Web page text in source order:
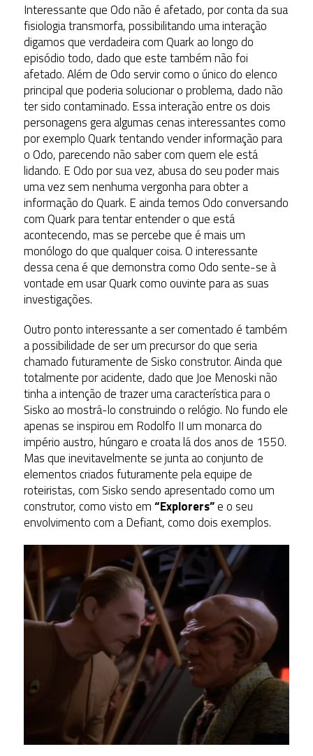
Interessante que Odo não é afetado, por conta da sua
fisiologia transmorfa, possibilitando uma interação
digamos que verdadeira com Quark ao longo do
episódio todo, dado que este também não foi
afetado. Além de Odo servir como o único do elenco
principal que poderia solucionar o problema, dado não
ter sido contaminado. Essa interação entre os dois
personagens gera algumas cenas interessantes como
por exemplo Quark tentando vender informação para
o Odo, parecendo não saber com quem ele está
lidando. E Odo por sua vez, abusa do seu poder mais
uma vez sem nenhuma vergonha para obter a
informação do Quark. E ainda temos Odo conversando
com Quark para tentar entender o que está
acontecendo, mas se percebe que é mais um
monólogo do que qualquer coisa. O interessante
dessa cena é que demonstra como Odo sente-se à
vontade em usar Quark como ouvinte para as suas
investigações.
Outro ponto interessante a ser comentado é também
a possibilidade de ser um precursor do que seria
chamado futuramente de Sisko construtor. Ainda que
totalmente por acidente, dado que Joe Menoski não
tinha a intenção de trazer uma característica para o
Sisko ao mostrá-lo construindo o relógio. No fundo ele
apenas se inspirou em Rodolfo II um monarca do
império austro, húngaro e croata lá dos anos de 1550.
Mas que inevitavelmente se junta ao conjunto de
elementos criados futuramente pela equipe de
roteiristas, com Sisko sendo apresentado como um
construtor, como visto em“Explorers”e o seu
envolvimento com a Defiant, como dois exemplos.